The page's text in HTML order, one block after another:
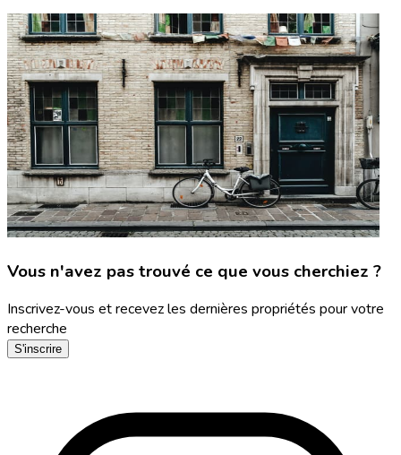
Vous n'avez pas trouvé ce que vous cherchiez ?
Inscrivez-vous et recevez les dernières propriétés pour votre
recherche
S'inscrire